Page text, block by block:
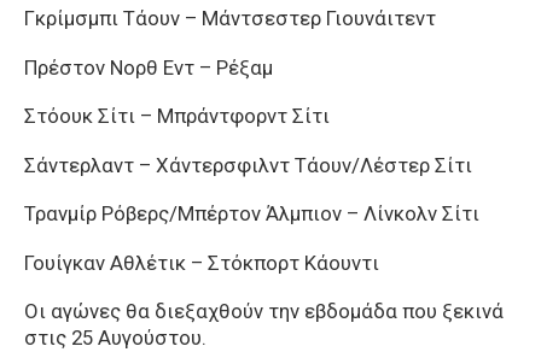
Γκρίμσμπι Τάουν – Μάντσεστερ Γιουνάιτεντ
Πρέστον Νορθ Εντ – Ρέξαμ
Στόουκ Σίτι – Μπράντφορντ Σίτι
Σάντερλαντ – Χάντερσφιλντ Τάουν/Λέστερ Σίτι
Τρανμίρ Ρόβερς/Μπέρτον Άλμπιον – Λίνκολν Σίτι
Γουίγκαν Αθλέτικ – Στόκπορτ Κάουντι
Οι αγώνες θα διεξαχθούν την εβδομάδα που ξεκινά
στις 25 Αυγούστου.